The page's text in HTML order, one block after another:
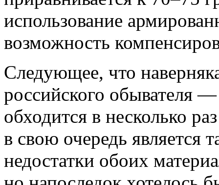
использование
возможность
Следующее, что
российского обывателя
обходится в несколько
в свою очередь
недостатки обоих